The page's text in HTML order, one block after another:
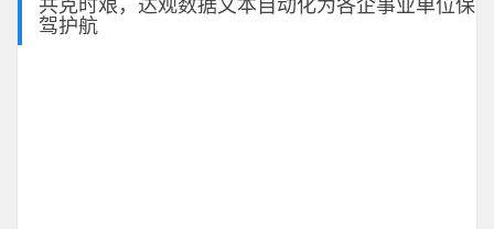
共克时艰，达观数据文本自动化为各企事业单位保
驾护航